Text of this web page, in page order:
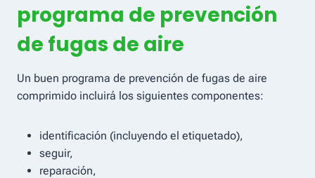
programa de prevención
de fugas de aire
Un buen programa de prevención de fugas de aire
comprimido incluirá los siguientes componentes:
identificación (incluyendo el etiquetado),
seguir,
reparación,